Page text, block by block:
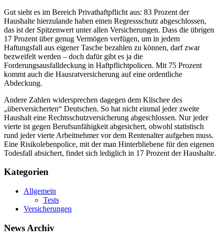
Gut sieht es im Bereich Privathaftpflicht aus: 83 Prozent der
Haushalte hierzulande haben einen Regressschutz abgeschlossen,
das ist der Spitzenwert unter allen Versicherungen. Dass die übrigen
17 Prozent über genug Vermögen verfügen, um in jedem
Haftungsfall aus eigener Tasche bezahlen zu können, darf zwar
bezweifelt werden – doch dafür gibt es ja die
Forderungsausfalldeckung in Haftpflichtpolicen. Mit 75 Prozent
kommt auch die Hausratversicherung auf eine ordentliche
Abdeckung.
Andere Zahlen widersprechen dagegen dem Klischee des
„überversicherten“ Deutschen. So hat nicht einmal jeder zweite
Haushalt eine Rechtsschutzversicherung abgeschlossen. Nur jeder
vierte ist gegen Berufsunfähigkeit abgesichert, obwohl statistisch
rund jeder vierte Arbeitnehmer vor dem Rentenalter aufgeben muss.
Eine Risikolebenpolice, mit der man Hinterbliebene für den eigenen
Todesfall absichert, findet sich lediglich in 17 Prozent der Haushalte.
Kategorien
Allgemein
Tests
Versicherungen
News Archiv